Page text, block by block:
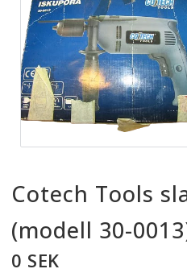
Cotech Tools
(modell 30-
0 SEK